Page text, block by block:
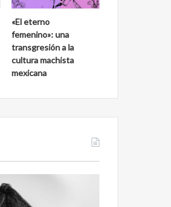
«El eterno
femenino»: una
transgresión a la
cultura machista
mexicana